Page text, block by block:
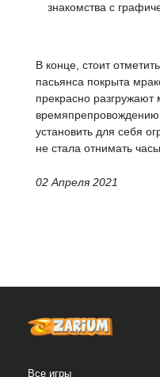
знакомства с
В конце, стоит
пасьянса покрыта
прекрасно разгружают
установить для себя
не стала отнимать
02 Апреля 2021
Все игры